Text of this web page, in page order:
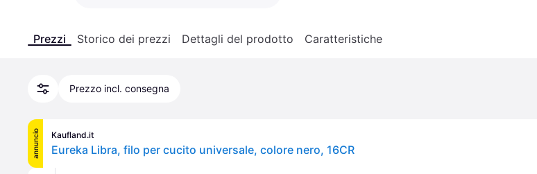
Prezzi Storico dei prezzi Dettagli del prodotto Caratteristiche
Prezzo incl. consegna
annuncio Kaufland.it
Eureka Libra, filo per cucito universale, colore nero, 16CR